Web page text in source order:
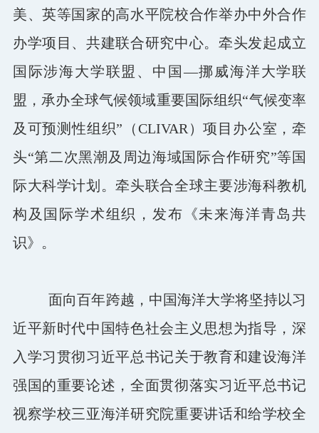
美、英等国家的高水平院校合作举办中外合作
办学项目、共建联合研究中心。牵头发起成立
国际涉海大学联盟、中国—挪威海洋大学联
盟，承办全球气候领域重要国际组织“气候变率
及可预测性组织”（CLIVAR）项目办公室，牵
头“第二次黑潮及周边海域国际合作研究”等国
际大科学计划。牵头联合全球主要涉海科教机
构及国际学术组织，发布《未来海洋青岛共
识》。
面向百年跨越，中国海洋大学将坚持以习
近平新时代中国特色社会主义思想为指导，深
入学习贯彻习近平总书记关于教育和建设海洋
强国的重要论述，全面贯彻落实习近平总书记
视察学校三亚海洋研究院重要讲话和给学校全